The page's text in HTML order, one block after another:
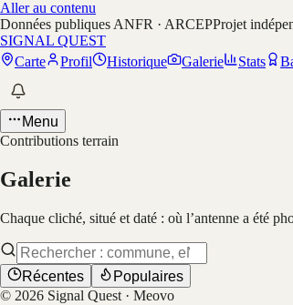
Aller au contenu
Données publiques ANFR · ARCEPProjet
SIGNAL QUEST
Carte
Profil Historique Galerie Stats
Menu
Contributions terrain
Galerie
Chaque cliché, situé et daté : où l’antenne a été
Récentes
Populaires
© 2026 Signal Quest · Meovo